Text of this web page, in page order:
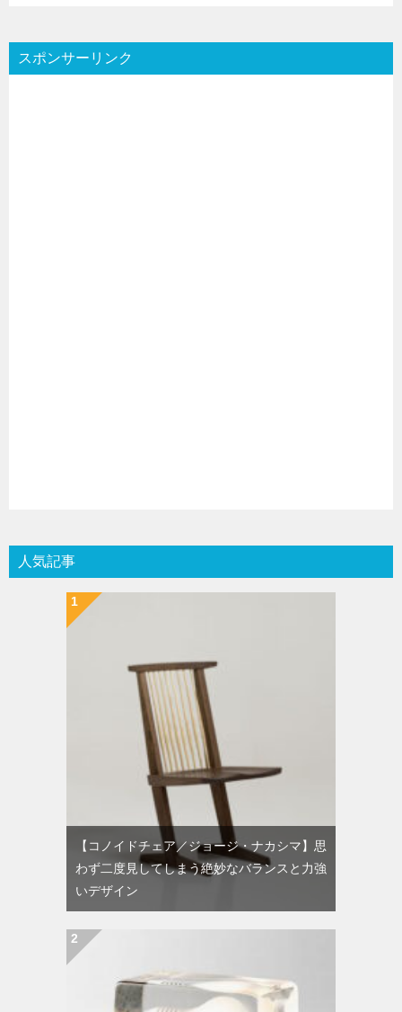
スポンサーリンク
人気記事
【コノイドチェア／ジョージ・ナカシマ】思
わず二度見してしまう絶妙なバランスと力強
いデザイン